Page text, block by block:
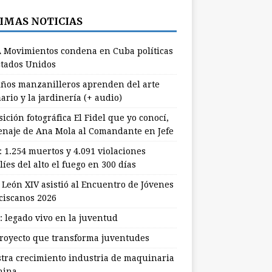
NOTICIAS
Movimientos condena en Cuba políticas
Unidos
manzanilleros aprenden del arte
y la jardinería (+ audio)
fotográfica El Fidel que yo conocí,
de Ana Mola al Comandante en Jefe
1.254 muertos y 4.091 violaciones
del alto el fuego en 300 días
León XIV asistió al Encuentro de Jóvenes
2026
legado vivo en la juventud
que transforma juventudes
crecimiento industria de maquinaria